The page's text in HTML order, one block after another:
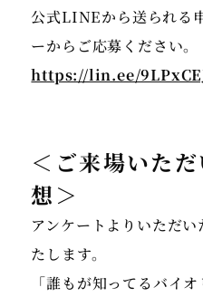
公式LINEから送られる
https://lin.ee/
＜ご来場いた
想＞
アンケートよりいただ
たします。
「誰もが知ってるバイ